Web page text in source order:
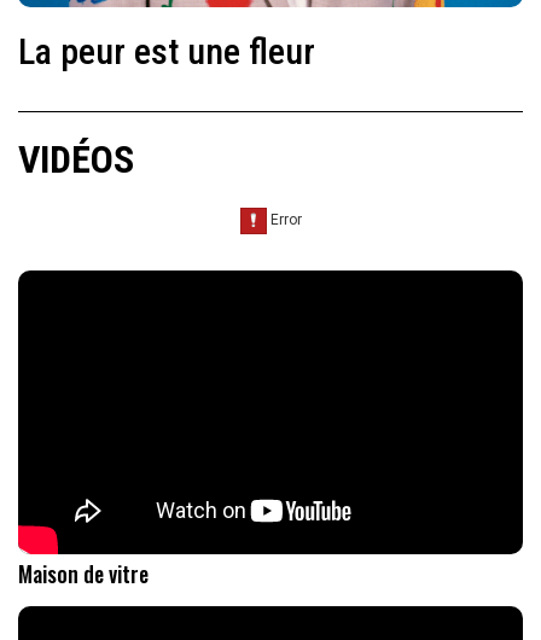
La peur est une fleur
VIDÉOS
Maison de vitre